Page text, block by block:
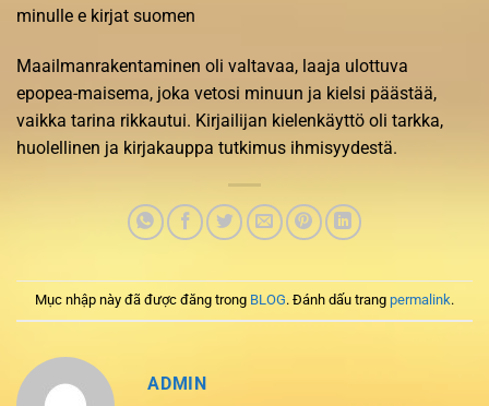
minulle e kirjat​ suomen
Maailmanrakentaminen oli valtavaa, laaja ulottuva
epopea-maisema, joka vetosi minuun ja kielsi päästää,
vaikka tarina rikkautui. Kirjailijan kielenkäyttö oli tarkka,
huolellinen ja kirjakauppa tutkimus ihmisyydestä.
Mục nhập này đã được đăng trong BLOG. Đánh dấu trang permalink.
ADMIN